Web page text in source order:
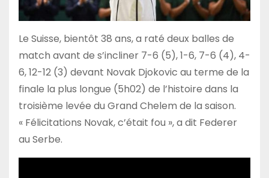
Le Suisse, bientôt 38 ans, a raté deux balles de
match avant de s’incliner 7-6 (5), 1-6, 7-6 (4), 4-
6, 12-12 (3) devant Novak Djokovic au terme de la
finale la plus longue (5h02) de l’histoire dans la
troisième levée du Grand Chelem de la saison.
« Félicitations Novak, c’était fou », a dit Federer
au Serbe.